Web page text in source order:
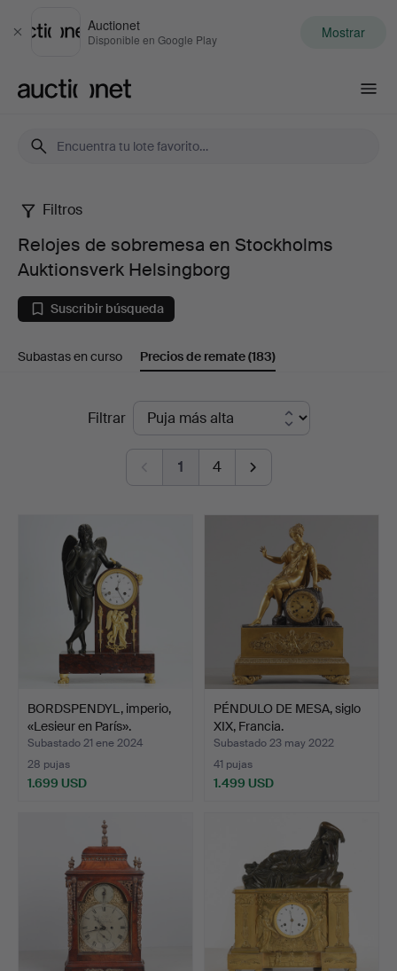
Cerrar
Auctionet
Disponible en Google Play Mostrar
Relojes
de
sobremesa
en
Auktionsverk
Helsingborg
Filtros
Relojes de sobremesa en Stockholms
Auktionsverk Helsingborg
Suscribir búsqueda
Subastas en curso Precios de remate(183)
Filtrar
1 4
BORDSPENDYL, imperio,
«Lesieur en París».
Subastado 21 ene 2024
28 pujas
1.699 USD
PÉNDULO DE MESA, siglo
XIX, Francia.
Subastado 23 may 2022
41 pujas
1.499 USD